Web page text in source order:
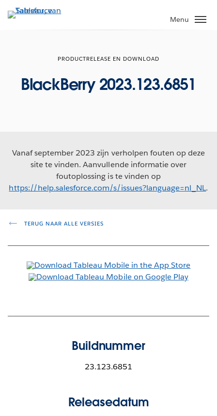
Verder
naar
Menu
PRODUCTRELEASE EN DOWNLOAD
BlackBerry 2023.123.6851
Vanaf september 2023 zijn verholpen fouten op deze
site te vinden. Aanvullende informatie over
foutoplossing is te vinden op
https://help.salesforce.com/s/issues?language=nl_NL.
TERUG NAAR ALLE VERSIES
Buildnummer
23.123.6851
Releasedatum